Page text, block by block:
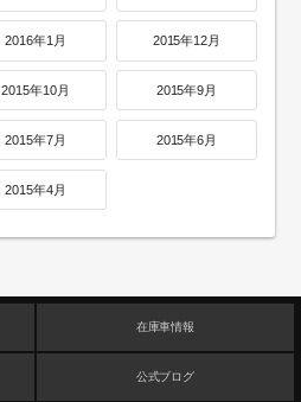
2016年1月 2015年12月
2015年10月 2015年9月
2015年7月 2015年6月
2015年4月
在庫車情報
公式ブログ